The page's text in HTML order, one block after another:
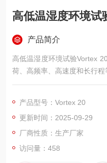
高低温湿度环境试
产品简介
高低温湿度环境试验Vortex
荷、高频率、高速度和长行程
重要参数：
疲劳载荷/Max.Sine：±20000N
测试频率(Max)：100Hz
线速度(Max)：1.0m/s
行程：±40mm
产品型号：Vortex 20
更新时间：2025-09-29
厂商性质：生产厂家
访问量：458